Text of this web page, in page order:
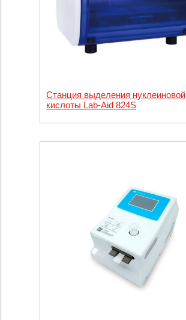
Станция выделения нуклеиновой
кислоты Lab-Aid 824S